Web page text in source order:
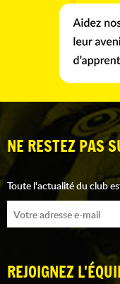
NE RESTEZ PAS
Toute l'actualité du club
REJOIGNEZ